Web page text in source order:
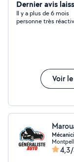
Dernier avis
Il y a plus de 6 mois
personne très
Voir